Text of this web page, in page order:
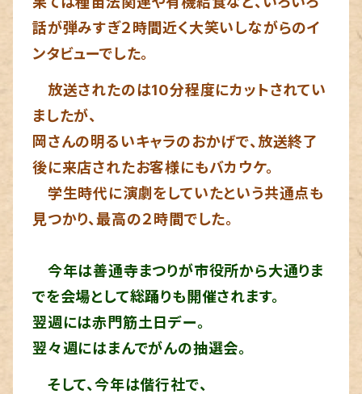
話が弾みすぎ２時間近く大笑いしながらのイ
ンタビューでした。
放送されたのは10分程度にカットされてい
ましたが、
岡さんの明るいキャラのおかげで、放送終了
後に来店されたお客様にもバカウケ。
学生時代に演劇をしていたという共通点も
見つかり、最高の２時間でした。
今年は善通寺まつりが市役所から大通りま
でを会場として総踊りも開催されます。
翌週には赤門筋土日デー。
翌々週にはまんでがんの抽選会。
そして、今年は偕行社で、